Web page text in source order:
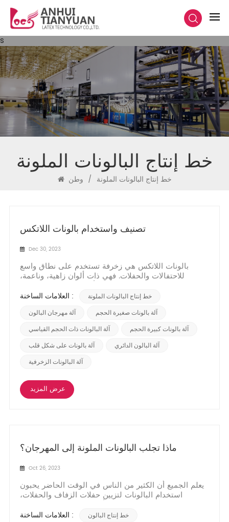
s
خط إنتاج البالونات الملونة
وطن / خط إنتاج البالونات الملونة
تصنيف واستخدام بالونات اللاتكس
Dec 30, 2023
بالونات اللاتكس هي زخرفة تستخدم على نطاق واسع
للاحتفالات والحفلات. فهي ذات ألوان زاهية، وناعمة،
بين الناس. في منشور المدونة هذا، سنقدم لك فئات
مساعدتك على فهم هذه الزخرفة السحرية المبهجة بشكل
العلامات الساخنة : خط إنتاج البالونات الملونة
آلة مهرجان البالون آلة بالونات صغيرة الحجم
آلة البالونات ذات الحجم القياسي آلة بالونات كبيرة الحجم
آلة بالونات على شكل قلب آلة البالون الدائري
آلة البالونات الزخرفية
عرض المزيد
ماذا تجلب البالونات الملونة إلى المهرجان؟
Oct 26, 2023
يعلم الجميع أن الكثير من الناس في الوقت الحاضر يحبون
استخدام البالونات لتزيين حفلات الزفاف والحفلات،
من المناسبات الاحتفالية. لماذا يحبون جميعًا استخدام
العلامات الساخنة : خط إنتاج البالون